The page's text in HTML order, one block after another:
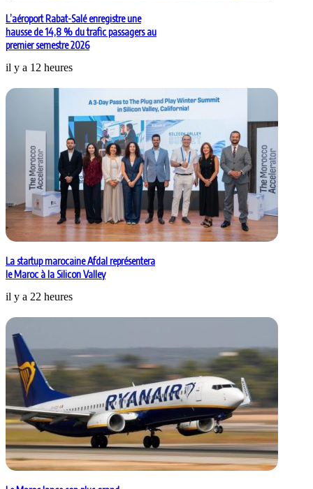
L’aéroport Rabat-Salé enregistre une
hausse de 14,8 % du trafic passagers au
premier semestre 2026
il y a 12 heures
La startup marocaine Afdal représentera
le Maroc à la Silicon Valley
il y a 22 heures